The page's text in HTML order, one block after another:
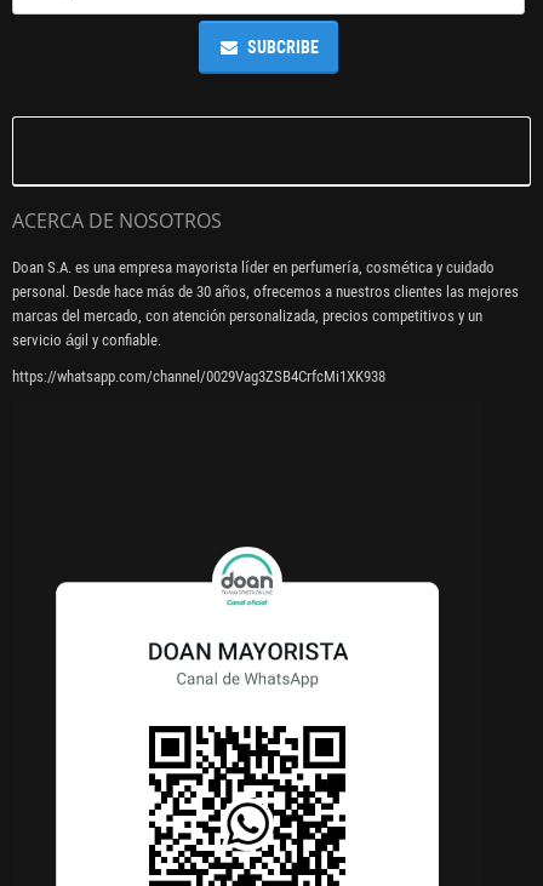
SUBCRIBE
ACERCA DE NOSOTROS
Doan S.A. es una empresa mayorista líder en perfumería, cosmética y cuidado
personal. Desde hace más de 30 años, ofrecemos a nuestros clientes las mejores
marcas del mercado, con atención personalizada, precios competitivos y un
servicio ágil y confiable.
https://whatsapp.com/channel/0029Vag3ZSB4CrfcMi1XK938